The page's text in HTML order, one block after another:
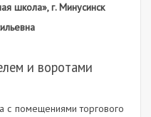
школа», г. Минусинск
и воротами
торгового